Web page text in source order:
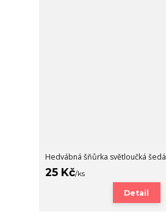
Hedvábná šňůrka světloučká šedá
25 Kč/ks
Detail